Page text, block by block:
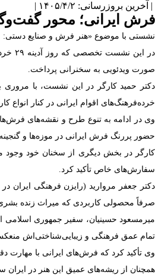
| آخرین بروزرسانی: ۱۴۰۵/۴/۲ |
فرش ایرانی؛ محور
نشستی با موضوع «هنر فرش و صنایع دستی:
صورت ویدئویی به سخنرانی پرداخت.
دکتر حمید کارگر در این نشست، با مروری
خرده‌فرهنگ‌های اقوام ایرانی در کنار انواع
وی در ادامه به تنوع طرح و نقشه‌های
حضور پررنگ فرش ایرانی در موزه‌ها و
کارگر در بخش دیگری از سخنان خود وجود
سفارش‌های خاص تأکید کرد.
دکتر جعفر مروارید (رایزن فرهنگی ایران
صرفاً محصولی کاربردی که میراث زنده
میرمسعود حسینیان، سفیر جمهوری اسلامی
تمام عمق فرهنگی و زیبایی‌شناختی‌اش
وی تأکید کرد که فرش‌های ایرانی با مهارت
همچنان از ریشه‌های عمیق این هنر در